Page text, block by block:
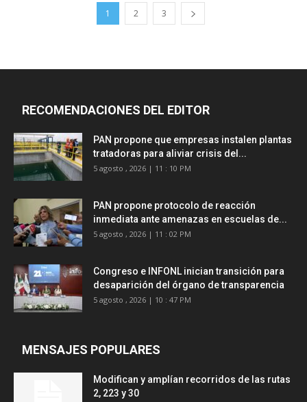
1 2 3
RECOMENDACIONES DEL EDITOR
PAN propone que empresas instalen plantas
tratadoras para aliviar crisis del...
5 agosto , 2026 | 11 : 10 PM
PAN propone protocolo de reacción
inmediata ante amenazas en escuelas de...
5 agosto , 2026 | 11 : 02 PM
Congreso e INFONL inician transición para
desaparición del órgano de transparencia
5 agosto , 2026 | 10 : 47 PM
MENSAJES POPULARES
Modifican y amplían recorridos de las rutas
2, 223 y 30